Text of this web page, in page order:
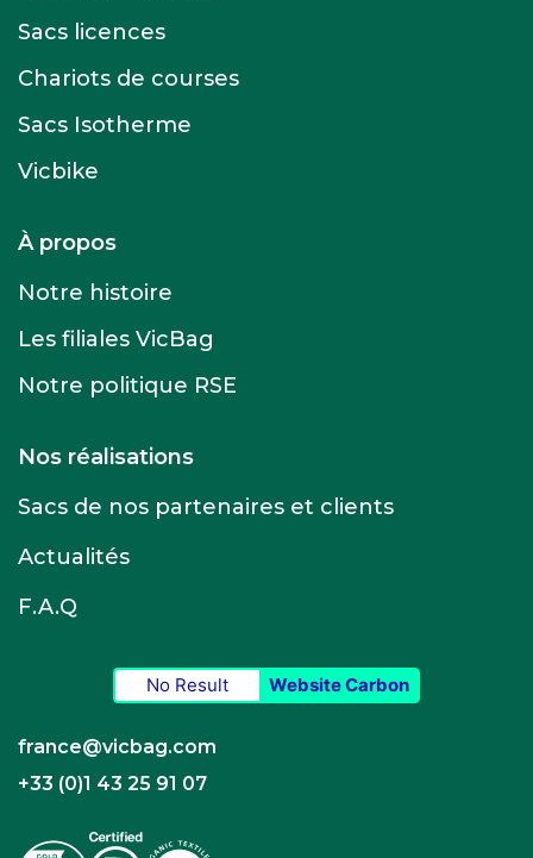
Sacs licences
Chariots de courses
Sacs Isotherme
Vicbike
À propos
Notre histoire
Les filiales VicBag
Notre politique RSE
Nos réalisations
Sacs de nos partenaires et clients
Actualités
F.A.Q
No Result Website Carbon
france@vicbag.com
+33 (0)1 43 25 91 07